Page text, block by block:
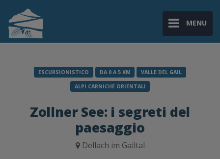
MENU
ESCURSIONISTICO DA 0 A 5 KM VALLE DEL GAIL
ALPI CARNICHE ORIENTALI
Zollner See: i segreti del
paesaggio
Dellach im Gailtal